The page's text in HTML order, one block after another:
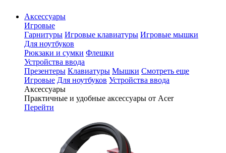
Аксессуары
Игровые
Гарнитуры Игровые клавиатуры Игровые мышки
Для ноутбуков
Рюкзаки и сумки Флешки
Устройства ввода
Презентеры Клавиатуры Мышки Смотреть еще
Игровые Для ноутбуков Устройства ввода
Аксессуары
Практичные и удобные аксессуары от Acer
Перейти